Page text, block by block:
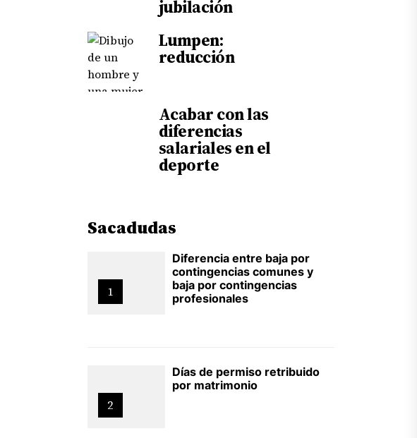
jubilación
Lumpen:
reducción
Acabar con las
diferencias
salariales en el
deporte
Sacadudas
1
Diferencia entre baja por
contingencias comunes y
baja por contingencias
profesionales
2
Días de permiso retribuido
por matrimonio